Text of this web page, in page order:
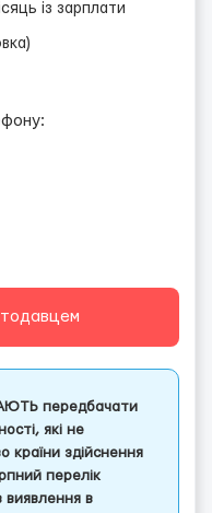
із зарплати
передбачати
які не
країни здійснення
перелік
виявлення в